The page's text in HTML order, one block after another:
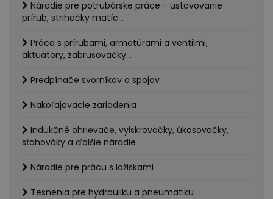
Náradie pre potrubárske práce - ustavovanie
prírub, strihačky matíc...
Práca s prírubami, armatúrami a ventilmi,
aktuátory, zabrusovačky...
Predpínače svorníkov a spojov
Nakoľajovacie zariadenia
Indukčné ohrievače, vyiskrovačky, úkosovačky,
sťahováky a ďalšie náradie
Náradie pre prácu s ložiskami
Tesnenia pre hydrauliku a pneumatiku